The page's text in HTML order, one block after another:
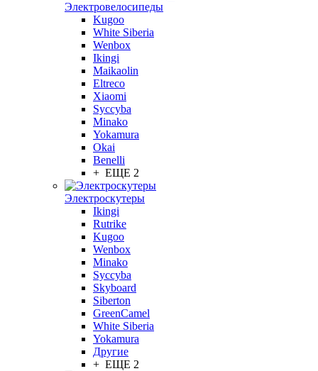
Электровелосипеды
Kugoo
White Siberia
Wenbox
Ikingi
Maikaolin
Eltreco
Xiaomi
Syccyba
Minako
Yokamura
Okai
Benelli
+ ЕЩЕ 2
Электроскутеры
Ikingi
Rutrike
Kugoo
Wenbox
Minako
Syccyba
Skyboard
Siberton
GreenCamel
White Siberia
Yokamura
Другие
+ ЕЩЕ 2